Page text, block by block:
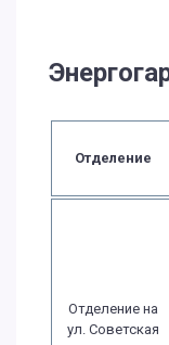
Отделение
Отделение на
ул. Советская